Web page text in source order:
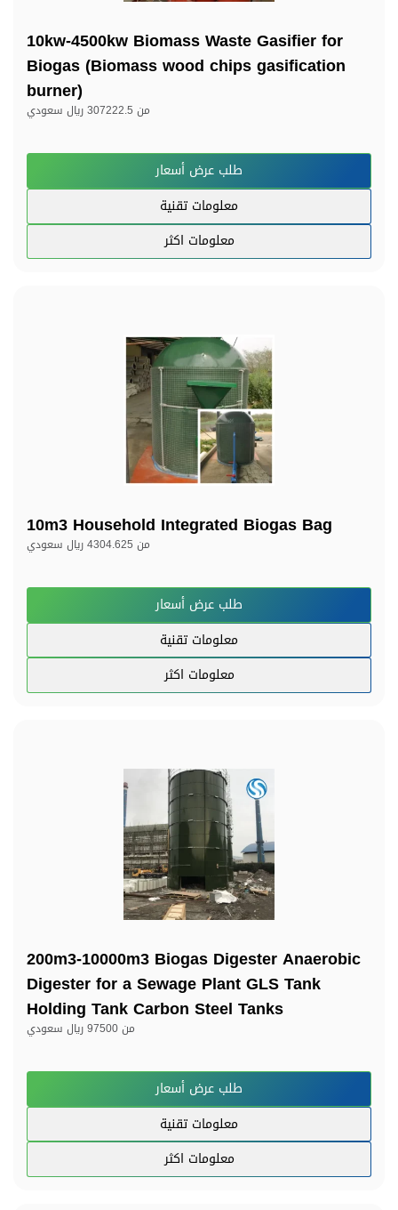
10kw-4500kw Biomass Waste Gasifier for
Biogas (Biomass wood chips gasification
burner)
من 307222.5 ريال سعودي
طلب عرض أسعار
معلومات تقنية
معلومات اكثر
10m3 Household Integrated Biogas Bag
من 4304.625 ريال سعودي
طلب عرض أسعار
معلومات تقنية
معلومات اكثر
200m3-10000m3 Biogas Digester Anaerobic
Digester for a Sewage Plant GLS Tank
Holding Tank Carbon Steel Tanks
من97500 ريال سعودي
طلب عرض أسعار
معلومات تقنية
معلومات اكثر